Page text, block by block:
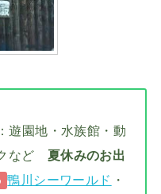
遊園地・水族館・動
など 夏休みのお出
鴨川シーワールド ・